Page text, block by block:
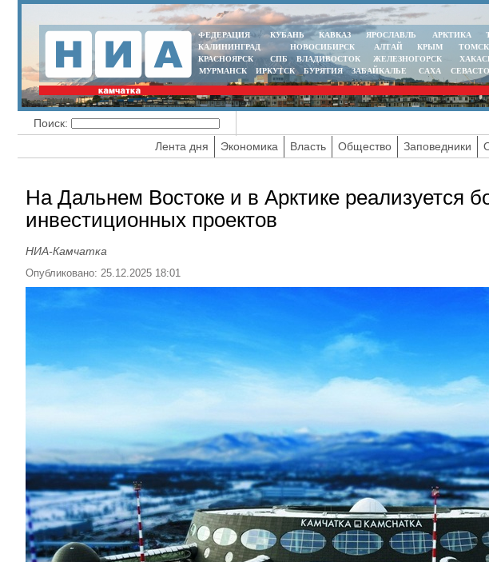
ФЕДЕРАЦИЯ КУБАНЬ КАВКАЗ ЯРОСЛАВЛЬ АРКТИКА
КАЛИНИНГРАД
НОВОСИБИРСК АЛТАЙ КРЫМ ТОМСК
КРАСНОЯРСК
СПБ ВЛАДИВОСТОК ЖЕЛЕЗНОГОРСК
МУРМАНСК
ИРКУТСК БУРЯТИЯ ЗАБАЙКАЛЬЕ САХА
Поиск:
Лента дня
Экономика Власть Общество Заповедники
На Дальнем Востоке и в Арктике реализуется
инвестиционных проектов
НИА-Камчатка
Опубликовано: 25.12.2025 18:01